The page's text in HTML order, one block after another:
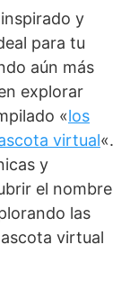
y
para tu
aún más
explorar
«los
virtual«.
y
el nombre
las
virtual